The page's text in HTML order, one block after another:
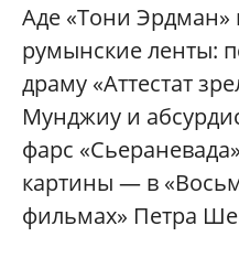
Аде «Тони
румынские ленты:
драму «Аттестат
Мунджиу и
фарс
картины — в
фильмах» Петра